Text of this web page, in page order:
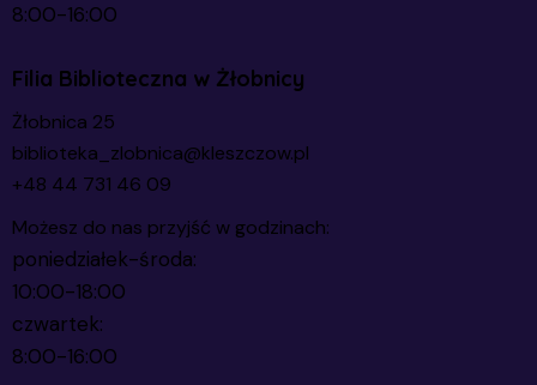
8:00-16:00
Filia Biblioteczna w Żłobnicy
Żłobnica 25
biblioteka_zlobnica@kleszczow.pl
+48 44 731 46 09
Możesz do nas przyjść w godzinach:
poniedziałek-środa:
10:00-18:00
czwartek:
8:00-16:00